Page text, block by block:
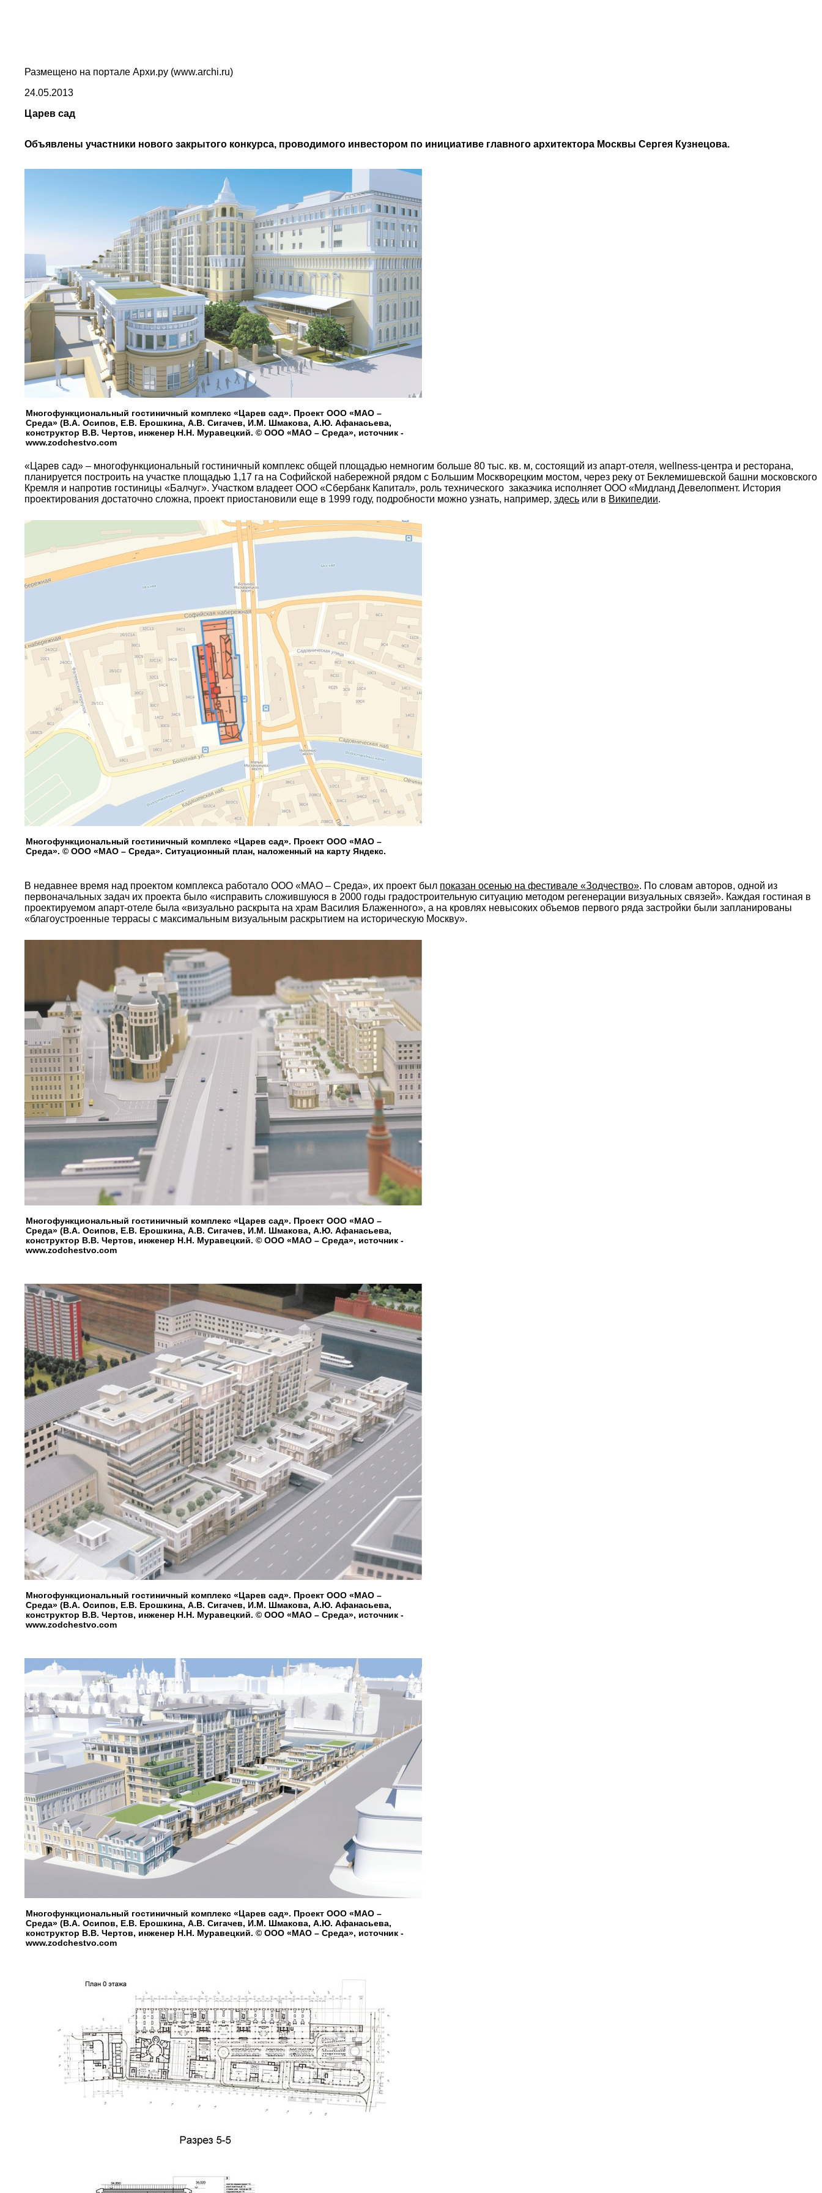
Размещено на портале Архи.ру (www.archi.ru)
24.05.2013
Царев сад
Объявлены участники нового закрытого конкурса, проводимого инвестором по инициативе главного архитектора Москвы Сергея Кузнецова.
Многофункциональный гостиничный комплекс «Царев сад». Проект ООО «МАО –
Среда» (В.А. Осипов, Е.В. Ерошкина, А.В. Сигачев, И.М. Шмакова, А.Ю. Афанасьева,
конструктор В.В. Чертов, инженер Н.Н. Муравецкий. © ООО «МАО – Среда», источник -
www.zodchestvo.com
«Царев сад» – многофункциональный гостиничный комплекс общей площадью немногим больше 80 тыс. кв. м, состоящий из апарт-отеля, wellness-центра и ресторана,
планируется построить на участке площадью 1,17 га на Софийской набережной рядом с Большим Москворецким мостом, через реку от Беклемишевской башни московского
Кремля и напротив гостиницы «Балчуг». Участком владеет ООО «Сбербанк Капитал», роль технического заказчика исполняет ООО «Мидланд Девелопмент. История
проектирования достаточно сложна, проект приостановили еще в 1999 году, подробности можно узнать, например, здесь или в Википедии.
Многофункциональный гостиничный комплекс «Царев сад». Проект ООО «МАО –
Среда». © ООО «МАО – Среда». Ситуационный план, наложенный на карту Яндекс.
В недавнее время над проектом комплекса работало ООО «МАО – Среда», их проект был показан осенью на фестивале «Зодчество». По словам авторов, одной из
первоначальных задач их проекта было «исправить сложившуюся в 2000 годы градостроительную ситуацию методом регенерации визуальных связей». Каждая гостиная в
проектируемом апарт-отеле была «визуально раскрыта на храм Василия Блаженного», а на кровлях невысоких объемов первого ряда застройки были запланированы
«благоустроенные террасы с максимальным визуальным раскрытием на историческую Москву».
Многофункциональный гостиничный комплекс «Царев сад». Проект ООО «МАО –
Среда» (В.А. Осипов, Е.В. Ерошкина, А.В. Сигачев, И.М. Шмакова, А.Ю. Афанасьева,
конструктор В.В. Чертов, инженер Н.Н. Муравецкий. © ООО «МАО – Среда», источник -
www.zodchestvo.com
Многофункциональный гостиничный комплекс «Царев сад». Проект ООО «МАО –
Среда» (В.А. Осипов, Е.В. Ерошкина, А.В. Сигачев, И.М. Шмакова, А.Ю. Афанасьева,
конструктор В.В. Чертов, инженер Н.Н. Муравецкий. © ООО «МАО – Среда», источник -
www.zodchestvo.com
Многофункциональный гостиничный комплекс «Царев сад». Проект ООО «МАО –
Среда» (В.А. Осипов, Е.В. Ерошкина, А.В. Сигачев, И.М. Шмакова, А.Ю. Афанасьева,
конструктор В.В. Чертов, инженер Н.Н. Муравецкий. © ООО «МАО – Среда», источник -
www.zodchestvo.com